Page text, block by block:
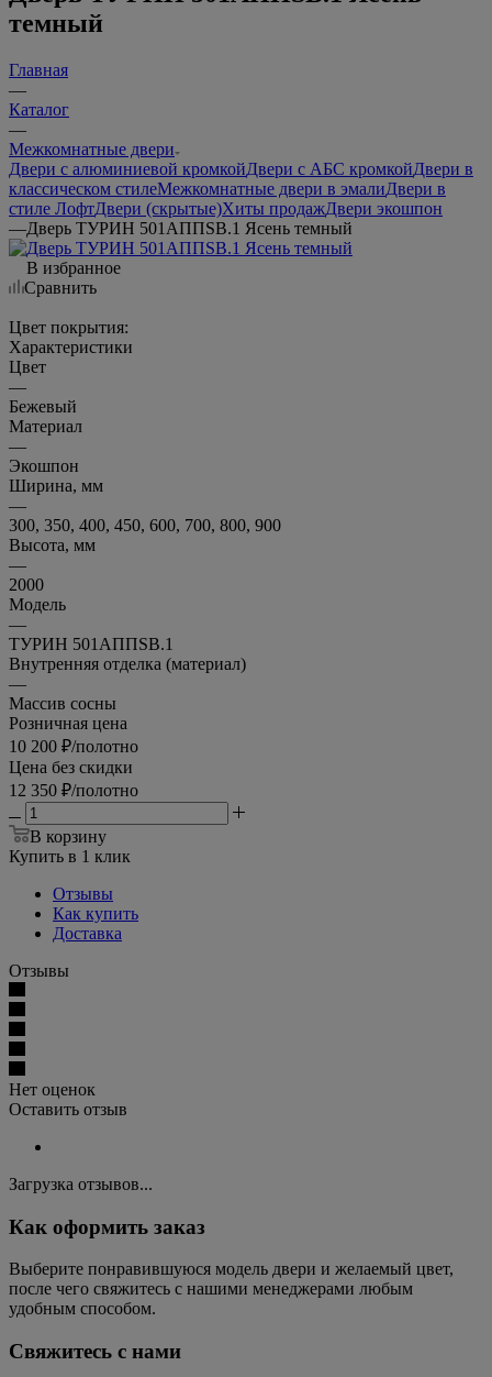
темный
Главная
—
Каталог
—
Межкомнатные двери
Двери с алюминиевой кромкойДвери с АБС кромкойДвери в
классическом стилеМежкомнатные двери в эмалиДвери в
стиле ЛофтДвери (скрытые)Хиты продажДвери экошпон
—Дверь ТУРИН 501AППSB.1 Ясень темный
В избранное
Сравнить
Цвет покрытия:
Характеристики
Цвет
—
Бежевый
Материал
—
Экошпон
Ширина, мм
—
300, 350, 400, 450, 600, 700, 800, 900
Высота, мм
—
2000
Модель
—
ТУРИН 501AППSB.1
Внутренняя отделка (материал)
—
Массив сосны
Розничная цена
10 200 ₽/полотно
Цена без скидки
12 350 ₽/полотно
В корзину
Купить в 1 клик
Отзывы
Как купить
Доставка
Отзывы
Нет оценок
Оставить отзыв
Загрузка отзывов...
Как оформить заказ
Выберите понравившуюся модель двери и желаемый цвет,
после чего свяжитесь с нашими менеджерами любым
удобным способом.
Свяжитесь с нами